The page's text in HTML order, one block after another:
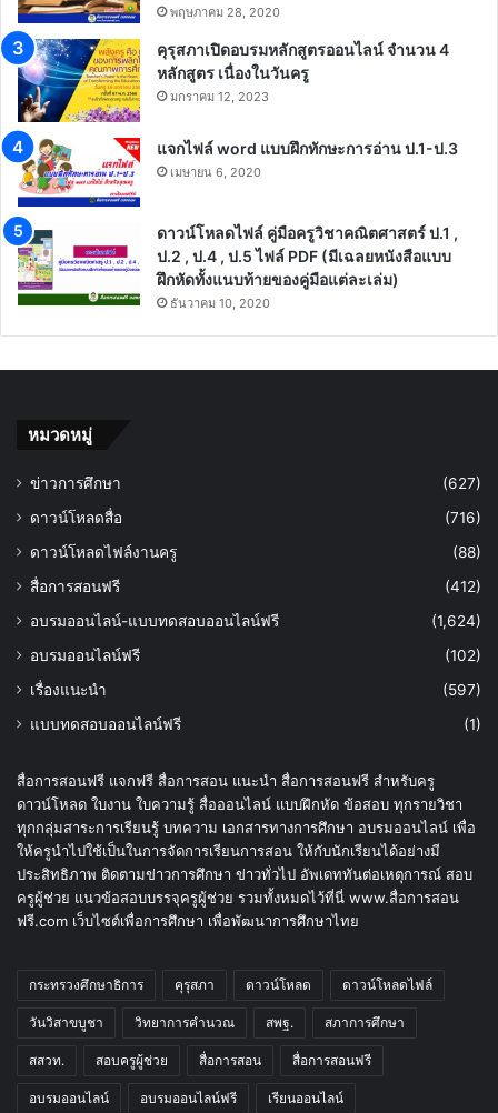
พฤษภาคม 28, 2020
คุรุสภาเปิดอบรมหลักสูตรออนไลน์ จำนวน 4
หลักสูตร เนื่องในวันครู
มกราคม 12, 2023
แจกไฟล์ word แบบฝึกทักษะการอ่าน ป.1-ป.3
เมษายน 6, 2020
ดาวน์โหลดไฟล์ คู่มือครูวิชาคณิตศาสตร์ ป.1 ,
ป.2 , ป.4 , ป.5 ไฟล์ PDF (มีเฉลยหนังสือแบบ
ฝึกหัดทั้งแนบท้ายของคู่มือแต่ละเล่ม)
ธันวาคม 10, 2020
หมวดหมู่
ข่าวการศึกษา
(627)
ดาวน์โหลดสื่อ
(716)
ดาวน์โหลดไฟล์งานครู
(88)
สื่อการสอนฟรี
(412)
อบรมออนไลน์-แบบทดสอบออนไลน์ฟรี
(1,624)
อบรมออนไลน์ฟรี
(102)
เรื่องแนะนำ
(597)
แบบทดสอบออนไลน์ฟรี
(1)
สื่อการสอนฟรี แจกฟรี สื่อการสอน แนะนำ สื่อการสอนฟรี สำหรับครู
ดาวน์โหลด ใบงาน ใบความรู้ สื่อออนไลน์ แบบฝึกหัด ข้อสอบ ทุกรายวิชา
ทุกกลุ่มสาระการเรียนรู้ บทความ เอกสารทางการศึกษา อบรมออนไลน์ เพื่อ
ให้ครูนำไปใช้เป็นในการจัดการเรียนการสอน ให้กับนักเรียนได้อย่างมี
ประสิทธิภาพ ติดตามข่าวการศึกษา ข่าวทั่วไป อัพเดททันต่อเหตุการณ์ สอบ
ครูผู้ช่วย แนวข้อสอบบรรจุครูผู้ช่วย รวมทั้งหมดไว้ที่นี่ www.สื่อการสอน
ฟรี.com เว็บไซต์เพื่อการศึกษา เพื่อพัฒนาการศึกษาไทย
กระทรวงศึกษาธิการ คุรุสภา ดาวน์โหลด ดาวน์โหลดไฟล์
วันวิสาขบูชา วิทยาการคำนวณ สพฐ. สภาการศึกษา
สสวท. สอบครูผู้ช่วย สื่อการสอน สื่อการสอนฟรี
อบรมออนไลน์ อบรมออนไลน์ฟรี เรียนออนไลน์